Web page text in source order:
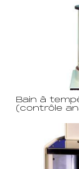
Bain à
(contrôle